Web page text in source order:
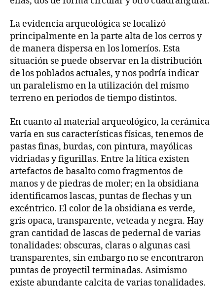
La evidencia arqueológica se localizó
principalmente en la parte alta de los cerros y
de manera dispersa en los lomeríos. Esta
situación se puede observar en la distribución
de los poblados actuales, y nos podría indicar
un paralelismo en la utilización del mismo
terreno en periodos de tiempo distintos.
En cuanto al material arqueológico, la cerámica
varía en sus características físicas, tenemos de
pastas finas, burdas, con pintura, mayólicas
vidriadas y figurillas. Entre la lítica existen
artefactos de basalto como fragmentos de
manos y de piedras de moler; en la obsidiana
identificamos lascas, puntas de flechas y un
excéntrico. El color de la obsidiana es verde,
gris opaca, transparente, veteada y negra. Hay
gran cantidad de lascas de pedernal de varias
tonalidades: obscuras, claras o algunas casi
transparentes, sin embargo no se encontraron
puntas de proyectil terminadas. Asimismo
existe abundante calcita de varias tonalidades.